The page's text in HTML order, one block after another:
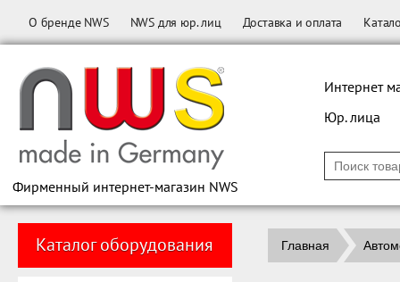
О бренде NWS NWS для юр. лиц Доставка и оплата
Фирменный интернет-магазин NWS
Интернет
Юр. лица
Каталог оборудования Главная